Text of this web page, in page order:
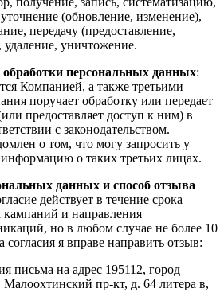
(обновление, изменение),
передачу (предоставление,
удаление, уничтожение.
обработки персональных данных:
Компанией, а также третьими
поручает обработку или передает
предоставляет доступ к ним) в
с законодательством.
о том, что могу запросить у
о таких третьих лицах.
данных и способ отзыва
действует в течение срока
и направления
но в любом случае не более 10
согласия я вправе направить отзыв:
письма на адрес 195112, город
Малоохтинский пр-кт, д. 64 литера в,